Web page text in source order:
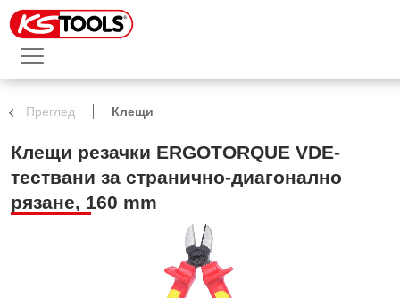
Преглед Клещи
Клещи резачки ERGOTORQUE VDE-
тествани за странично-диагонално
рязане, 160 mm